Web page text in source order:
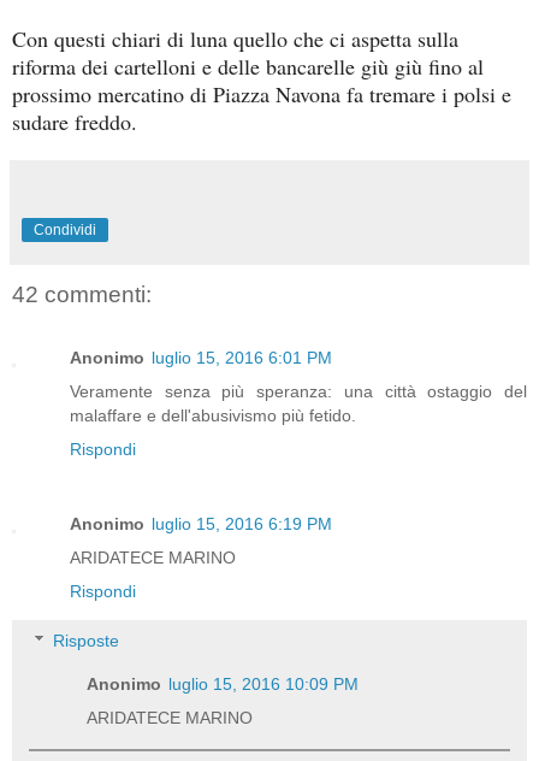
Con questi chiari di luna quello che ci aspetta sulla
riforma dei cartelloni e delle bancarelle giù giù fino al
prossimo mercatino di Piazza Navona fa tremare i polsi e
sudare freddo.
Condividi
42 commenti:
Anonimo luglio 15, 2016 6:01 PM
Veramente senza più speranza: una città ostaggio del
malaffare e dell'abusivismo più fetido.
Rispondi
Anonimo luglio 15, 2016 6:19 PM
ARIDATECE MARINO
Rispondi
Risposte
Anonimo luglio 15, 2016 10:09 PM
ARIDATECE MARINO